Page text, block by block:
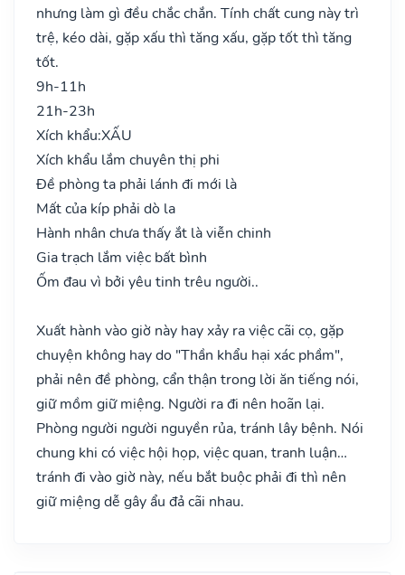
nhưng làm gì đều chắc chắn. Tính chất cung này trì
trệ, kéo dài, gặp xấu thì tăng xấu, gặp tốt thì tăng
tốt.
9h-11h
21h-23h
Xích khẩu:XẤU
Xích khẩu lắm chuyên thị phi
Đề phòng ta phải lánh đi mới là
Mất của kíp phải dò la
Hành nhân chưa thấy ắt là viễn chinh
Gia trạch lắm việc bất bình
Ốm đau vì bởi yêu tinh trêu người..
Xuất hành vào giờ này hay xảy ra việc cãi cọ, gặp
chuyện không hay do "Thần khẩu hại xác phầm",
phải nên đề phòng, cẩn thận trong lời ăn tiếng nói,
giữ mồm giữ miệng. Người ra đi nên hoãn lại.
Phòng người người nguyền rủa, tránh lây bệnh. Nói
chung khi có việc hội họp, việc quan, tranh luận…
tránh đi vào giờ này, nếu bắt buộc phải đi thì nên
giữ miệng dễ gây ẩu đả cãi nhau.